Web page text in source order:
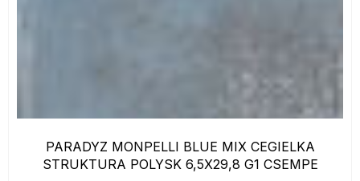
PARADYZ MONPELLI BLUE MIX CEGIELKA
STRUKTURA POLYSK 6,5X29,8 G1 CSEMPE